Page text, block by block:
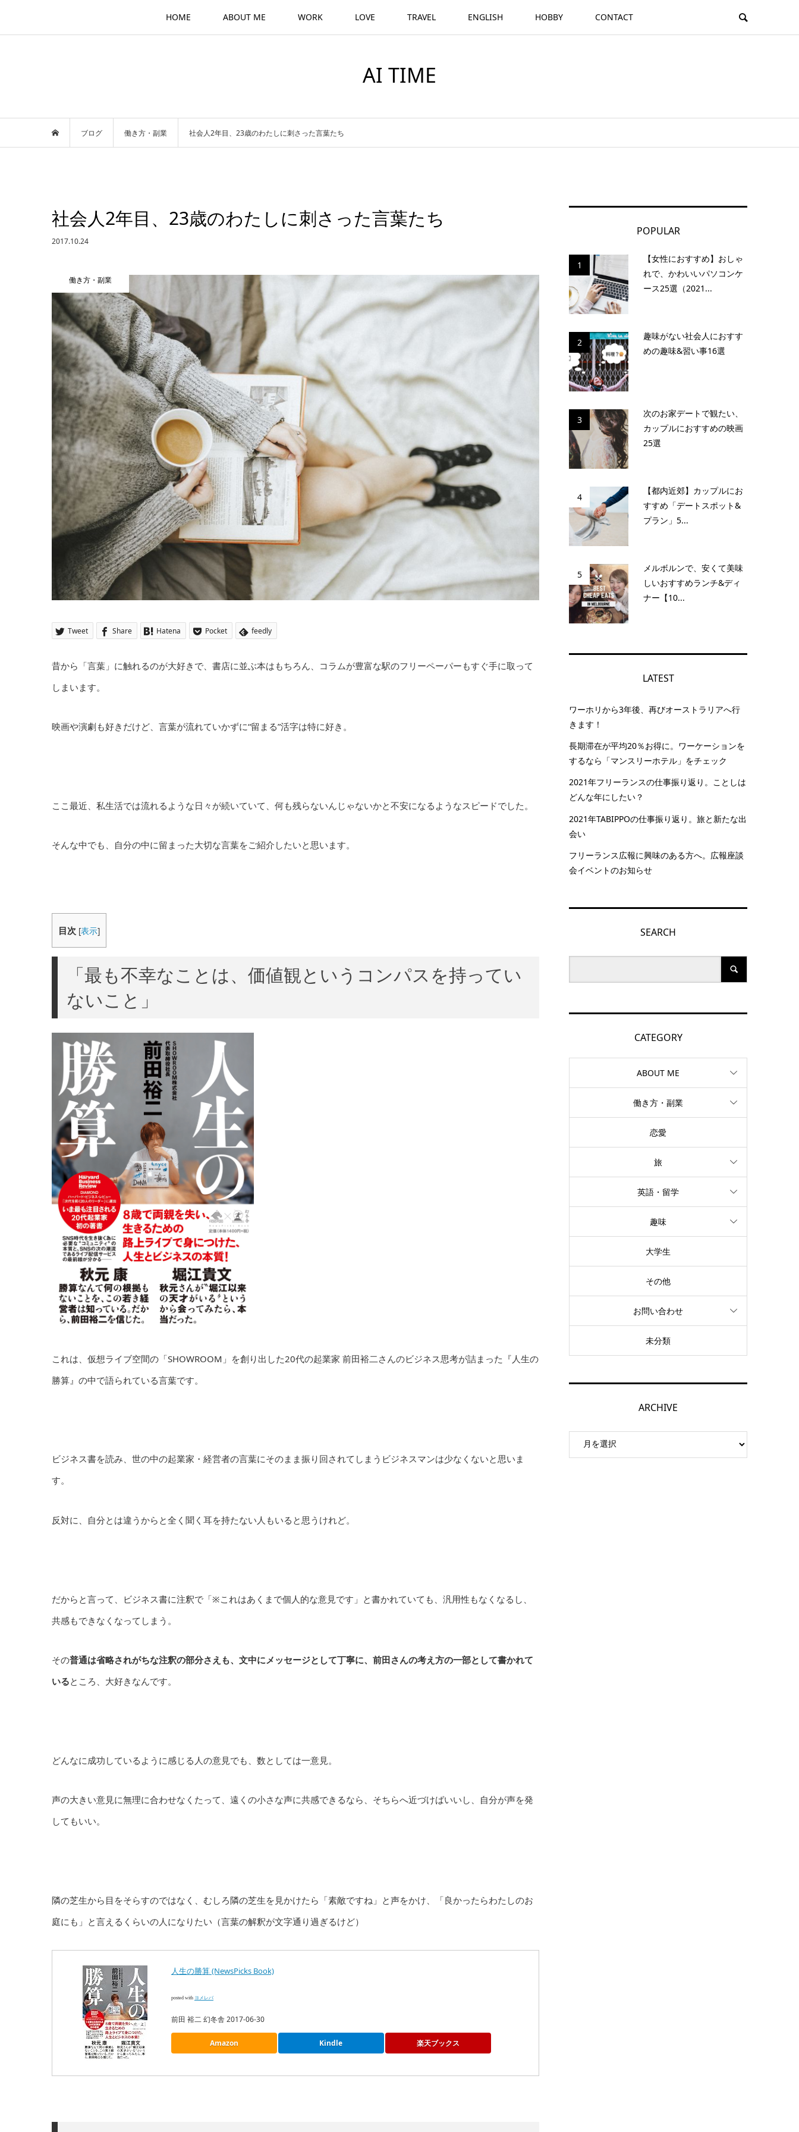
HOME ABOUT ME WORK LOVE TRAVEL ENGLISH HOBBY CONTACT
AI TIME
ブログ 働き方・副業 社会人2年目、23歳のわたしに刺さった言葉たち
社会人2年目、23歳のわたしに刺さった言葉たち
2017.10.24
働き方・副業
Tweet Share Hatena Pocket feedly
昔から「言葉」に触れるのが大好きで、書店に並ぶ本はもちろん、コラムが豊富な駅のフリーペーパーもすぐ手に取って
しまいます。
映画や演劇も好きだけど、言葉が流れていかずに“留まる”活字は特に好き。
ここ最近、私生活では流れるような日々が続いていて、何も残らないんじゃないかと不安になるようなスピードでした。
そんな中でも、自分の中に留まった大切な言葉をご紹介したいと思います。
目次 [表示]
「最も不幸なことは、価値観というコンパスを持ってい
ないこと」
これは、仮想ライブ空間の「SHOWROOM」を創り出した20代の起業家 前田裕二さんのビジネス思考が詰まった『人生の
勝算』の中で語られている言葉です。
ビジネス書を読み、世の中の起業家・経営者の言葉にそのまま振り回されてしまうビジネスマンは少なくないと思いま
す。
反対に、自分とは違うからと全く聞く耳を持たない人もいると思うけれど。
だからと言って、ビジネス書に注釈で「※これはあくまで個人的な意見です」と書かれていても、汎用性もなくなるし、
共感もできなくなってしまう。
その普通は省略されがちな注釈の部分さえも、文中にメッセージとして丁寧に、前田さんの考え方の一部として書かれて
いるところ、大好きなんです。
どんなに成功しているように感じる人の意見でも、数としては一意見。
声の大きい意見に無理に合わせなくたって、遠くの小さな声に共感できるなら、そちらへ近づけばいいし、自分が声を発
してもいい。
隣の芝生から目をそらすのではなく、むしろ隣の芝生を見かけたら「素敵ですね」と声をかけ、「良かったらわたしのお
庭にも」と言えるくらいの人になりたい（言葉の解釈が文字通り過ぎるけど）
人生の勝算 (NewsPicks Book)
posted with ヨメレバ
前田 裕二 幻冬舎 2017-06-30
Amazon Kindle 楽天ブックス
POPULAR
1
【女性におすすめ】おしゃ
れで、かわいいパソコンケ
ース25選（2021...
2
趣味がない社会人におすす
めの趣味&習い事16選
3
次のお家デートで観たい、
カップルにおすすめの映画
25選
4
【都内近郊】カップルにお
すすめ「デートスポット&
プラン」5...
5
メルボルンで、安くて美味
しいおすすめランチ&ディ
ナー【10...
LATEST
ワーホリから3年後、再びオーストラリアへ行
きます！
長期滞在が平均20％お得に。ワーケーションを
するなら「マンスリーホテル」をチェック
2021年フリーランスの仕事振り返り。ことしは
どんな年にしたい？
2021年TABIPPOの仕事振り返り。旅と新たな出
会い
フリーランス広報に興味のある方へ。広報座談
会イベントのお知らせ
SEARCH
CATEGORY
ABOUT ME
働き方・副業
恋愛
旅
英語・留学
趣味
大学生
その他
お問い合わせ
未分類
ARCHIVE